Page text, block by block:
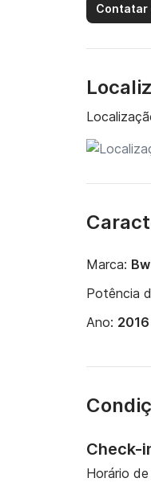
Contatar
Marca:
Potência
Ano:
Check-
Horário